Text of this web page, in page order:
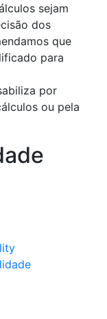
sejam
dos
que
para
por
ou pela